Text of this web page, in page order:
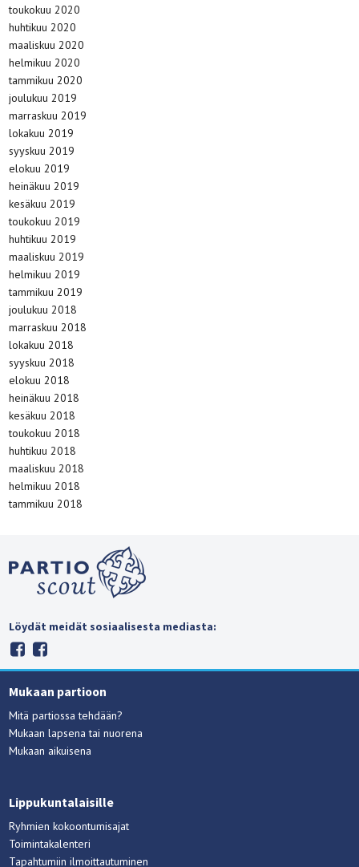
toukokuu 2020
huhtikuu 2020
maaliskuu 2020
helmikuu 2020
tammikuu 2020
joulukuu 2019
marraskuu 2019
lokakuu 2019
syyskuu 2019
elokuu 2019
heinäkuu 2019
kesäkuu 2019
toukokuu 2019
huhtikuu 2019
maaliskuu 2019
helmikuu 2019
tammikuu 2019
joulukuu 2018
marraskuu 2018
lokakuu 2018
syyskuu 2018
elokuu 2018
heinäkuu 2018
kesäkuu 2018
toukokuu 2018
huhtikuu 2018
maaliskuu 2018
helmikuu 2018
tammikuu 2018
Löydät meidät sosiaalisesta mediasta:
Mukaan partioon
Mitä partiossa tehdään?
Mukaan lapsena tai nuorena
Mukaan aikuisena
Lippukuntalaisille
Ryhmien kokoontumisajat
Toimintakalenteri
Tapahtumiin ilmoittautuminen